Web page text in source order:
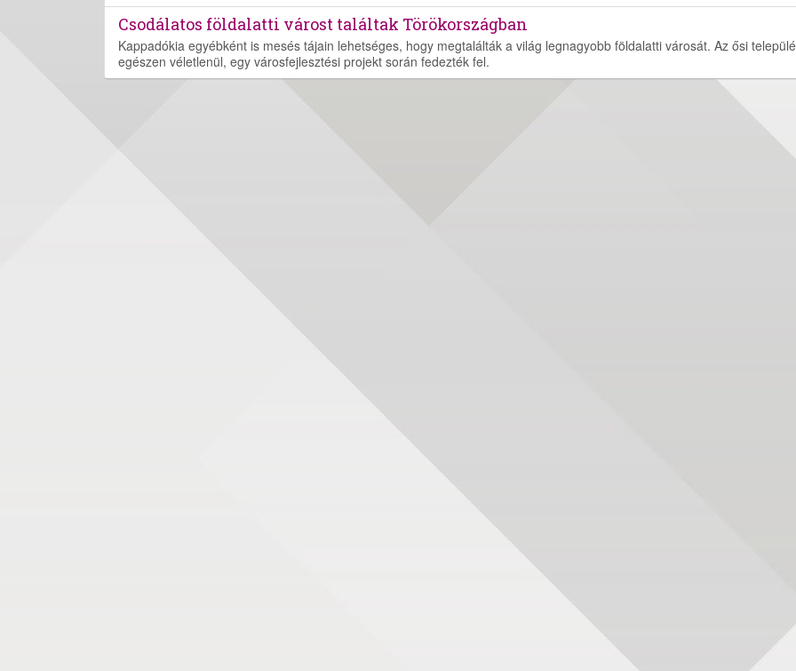
Csodálatos földalatti várost találtak Törökországban
Kappadókia egyébként is mesés tájain lehetséges, hogy megtalálták a világ legnagyobb földalatti városát. Az ősi
egészen véletlenül, egy városfejlesztési projekt során fedezték fel.